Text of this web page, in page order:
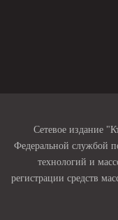
Сетевое издание
Федеральной службой
технологий и
регистрации средств